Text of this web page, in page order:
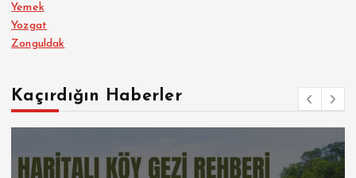
Yemek
Yozgat
Zonguldak
Kaçırdığın Haberler